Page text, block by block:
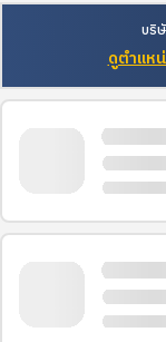
บริ
ดูตำแห